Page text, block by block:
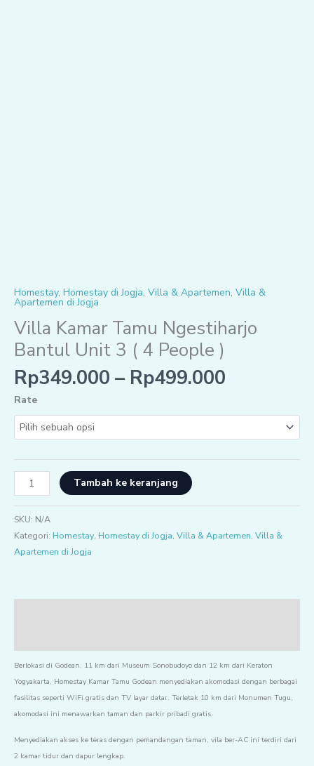
Homestay, Homestay di Jogja, Villa & Apartemen, Villa &
Apartemen di Jogja
Villa Kamar Tamu Ngestiharjo
Bantul Unit 3 ( 4 People )
Rp349.000 – Rp499.000
Rate
Tambah ke keranjang
SKU: N/A
Kategori: Homestay, Homestay di Jogja, Villa & Apartemen, Villa &
Apartemen di Jogja
Berlokasi di Godean, 11 km dari Museum Sonobudoyo dan 12 km dari Keraton
Yogyakarta, Homestay Kamar Tamu Godean menyediakan akomodasi dengan berbagai
fasilitas seperti WiFi gratis dan TV layar datar. Terletak 10 km dari Monumen Tugu,
akomodasi ini menawarkan taman dan parkir pribadi gratis.
Menyediakan akses ke teras dengan pemandangan taman, vila ber-AC ini terdiri dari
2 kamar tidur dan dapur lengkap.